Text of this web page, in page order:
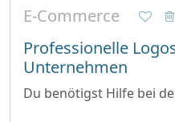
E-Commerce
Professionelle
Unternehmen
Du benötigst Hilfe bei